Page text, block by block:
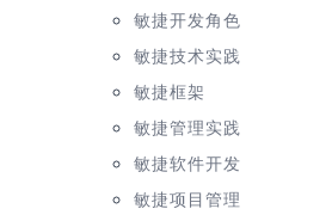
敏捷开发角色
敏捷技术实践
敏捷框架
敏捷管理实践
敏捷软件开发
敏捷项目管理